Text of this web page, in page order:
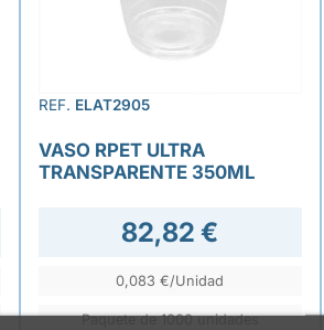
REF. ELAT2905
VASO RPET ULTRA
TRANSPARENTE 350ML
82,82 €
0,083 €/Unidad
Paquete de 1000 unidades